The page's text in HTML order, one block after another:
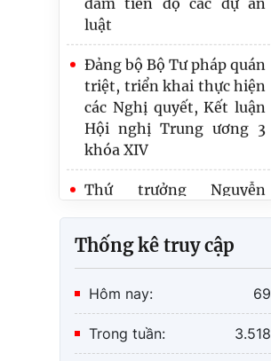
Đảng bộ Bộ Tư pháp quán
triệt, triển khai thực hiện
các Nghị quyết, Kết luận
Hội nghị Trung ương 3
khóa XIV
Thứ trưởng Nguyễn
công tác Ban Chính pháp
Khu ủy Quảng Tây, Trung
Bộ Tư pháp hướng tới
nền tảng kiểm soát thủ
tục hành chính thông
minh
Thống kê truy cập
Hôm nay: 69
Trong tuần: 3.518